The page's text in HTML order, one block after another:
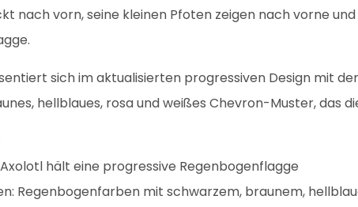
nach vorn, seine kleinen Pfoten zeigen nach vorne
sich im aktualisierten progressiven Design mit
hellblaues, rosa und weißes Chevron-Muster,
Axolotl hält eine progressive Regenbogenflagge
Regenbogenfarben mit schwarzem, braunem,